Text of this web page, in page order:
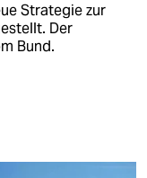
Strategie zur
Der
Bund.